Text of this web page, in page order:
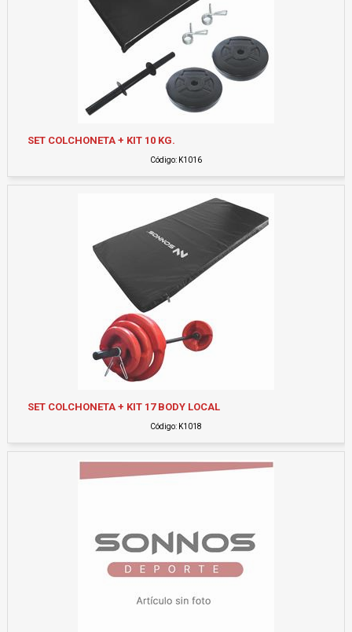
SET COLCHONETA + KIT 10 KG.
Código: K1016
SET COLCHONETA + KIT 17 BODY LOCAL
Código: K1018